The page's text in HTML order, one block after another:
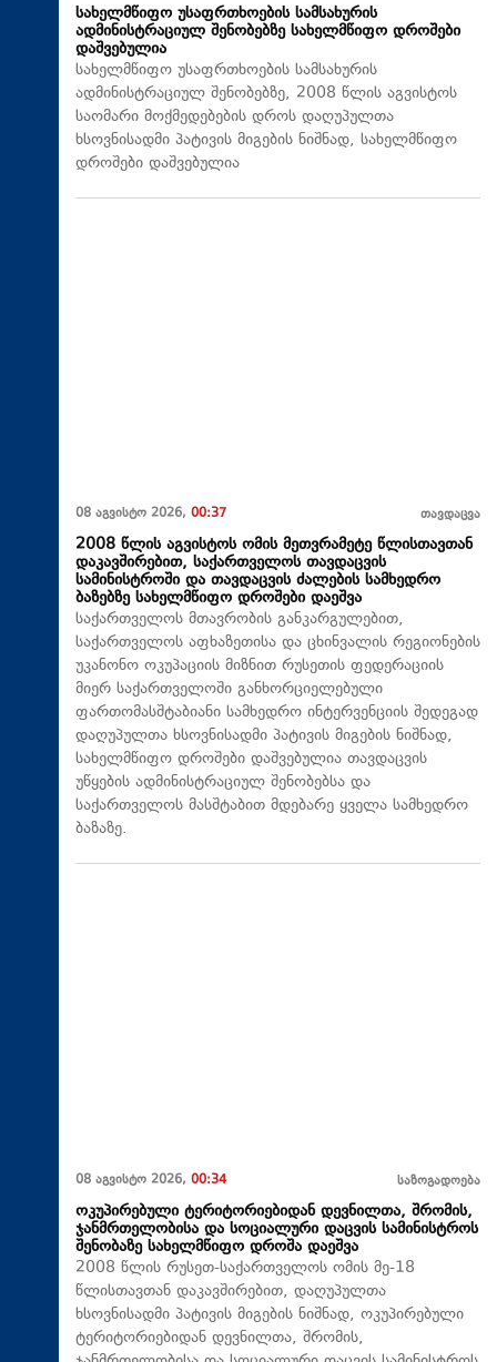
სახელმწიფო უსაფრთხოების სამსახურის
ადმინისტრაციულ შენობებზე სახელმწიფო დროშები
დაშვებულია
სახელმწიფო უსაფრთხოების სამსახურის
ადმინისტრაციულ შენობებზე, 2008 წლის აგვისტოს
საომარი მოქმედებების დროს დაღუპულთა
ხსოვნისადმი პატივის მიგების ნიშნად, სახელმწიფო
დროშები დაშვებულია
08 აგვისტო 2026, 00:37 თავდაცვა
2008 წლის აგვისტოს ომის მეთვრამეტე წლისთავთან
დაკავშირებით, საქართველოს თავდაცვის
სამინისტროში და თავდაცვის ძალების სამხედრო
ბაზებზე სახელმწიფო დროშები დაეშვა
საქართველოს მთავრობის განკარგულებით,
საქართველოს აფხაზეთისა და ცხინვალის რეგიონების
უკანონო ოკუპაციის მიზნით რუსეთის ფედერაციის
მიერ საქართველოში განხორციელებული
ფართომასშტაბიანი სამხედრო ინტერვენციის შედეგად
დაღუპულთა ხსოვნისადმი პატივის მიგების ნიშნად,
სახელმწიფო დროშები დაშვებულია თავდაცვის
უწყების ადმინისტრაციულ შენობებსა და
საქართველოს მასშტაბით მდებარე ყველა სამხედრო
ბაზაზე.
08 აგვისტო 2026, 00:34 საზოგადოება
ოკუპირებული ტერიტორიებიდან დევნილთა, შრომის,
ჯანმრთელობისა და სოციალური დაცვის სამინისტროს
შენობაზე სახელმწიფო დროშა დაეშვა
2008 წლის რუსეთ-საქართველოს ომის მე-18
წლისთავთან დაკავშირებით, დაღუპულთა
ხსოვნისადმი პატივის მიგების ნიშნად, ოკუპირებული
ტერიტორიებიდან დევნილთა, შრომის,